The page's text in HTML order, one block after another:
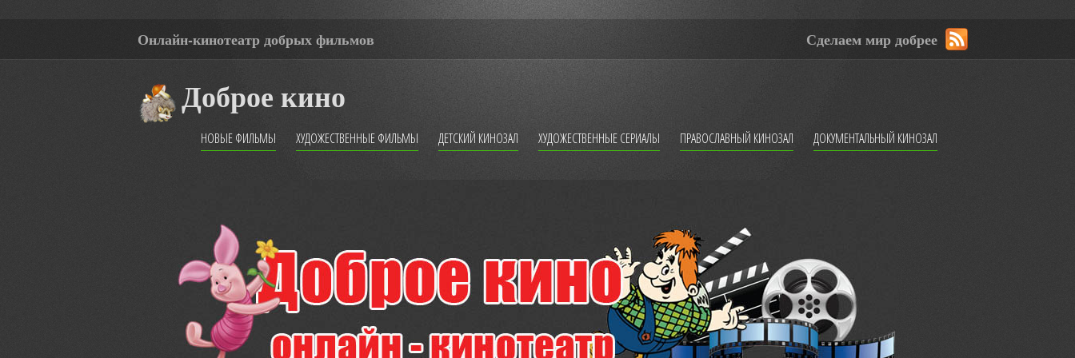
Онлайн-кинотеатр добрых фильмов Сделаем мир добрее
Доброе кино
НОВЫЕ ФИЛЬМЫ ХУДОЖЕСТВЕННЫЕ ФИЛЬМЫ ДЕТСКИЙ КИНОЗАЛ ХУДОЖЕСТВЕННЫЕ СЕРИАЛЫ ПРАВОСЛАВНЫЙ КИНОЗАЛ ДОКУМЕНТАЛЬНЫЙ КИНОЗАЛ